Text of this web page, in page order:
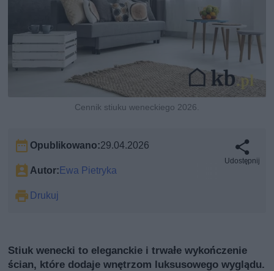
Cennik stiuku weneckiego 2026.
Opublikowano:29.04.2026
Autor:Ewa Pietryka
Drukuj
Udostępnij
Stiuk wenecki to eleganckie i trwałe wykończenie
ścian, które dodaje wnętrzom luksusowego wyglądu.